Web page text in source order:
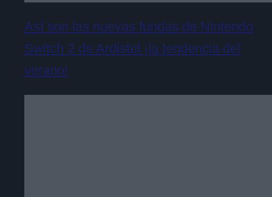
Así son las nuevas fundas de Nintendo
Switch 2 de Ardistel ¡la tendencia del
verano!